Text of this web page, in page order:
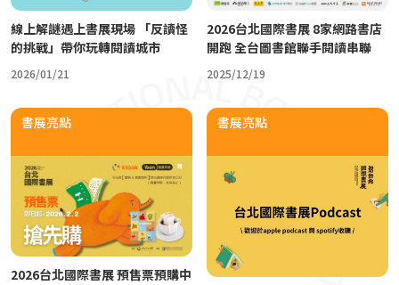
線上解謎遇上書展現場 「反讀怪
的挑戰」帶你玩轉閱讀城市
2026/01/21
2026台北國際書展 8家網路書店
開跑 全台圖書館聯手閱讀串聯
2025/12/19
書展亮點
2026台北國際書展 預售票預購中
書展亮點